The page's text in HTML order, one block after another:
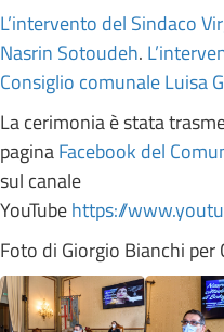
L’intervento del Sindaco
Nasrin Sotoudeh.
Consiglio comunale Luisa
La cerimonia è stata
paginaFacebook del
sul canale
YouTubehttps://
Foto di Giorgio Bianchi